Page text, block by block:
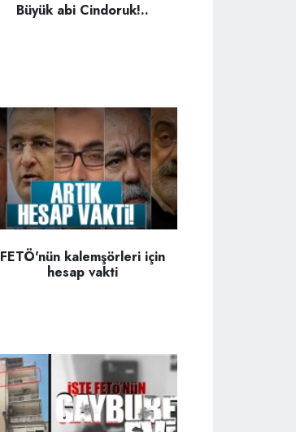
Büyük abi Cindoruk!..
FETÖ'nün kalemşörleri için
hesap vakti